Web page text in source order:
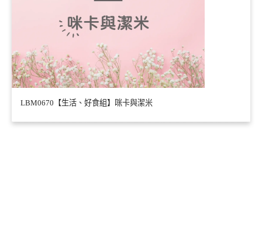
LBM0670【生活、好食組】咪卡與潔米